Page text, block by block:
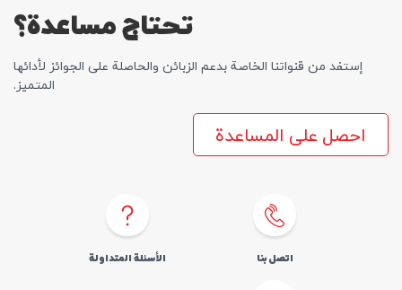
تحتاج مساعدة؟
إستفد من قنواتنا الخاصة بدعم الزبائن والحاصلة علی الجوائز لأدائها
المتمیز.
احصل على المساعدة
اتصل بنا الأسئلة المتداولة